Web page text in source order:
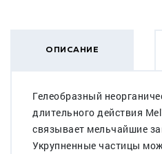
ОПИСАНИЕ
Гелеобразный
длительного действия
связывает мельчайшие
Укрупненные частицы